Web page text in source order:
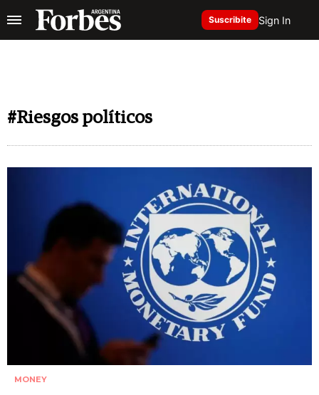
Suscribite Sign In
#Riesgos políticos
MONEY